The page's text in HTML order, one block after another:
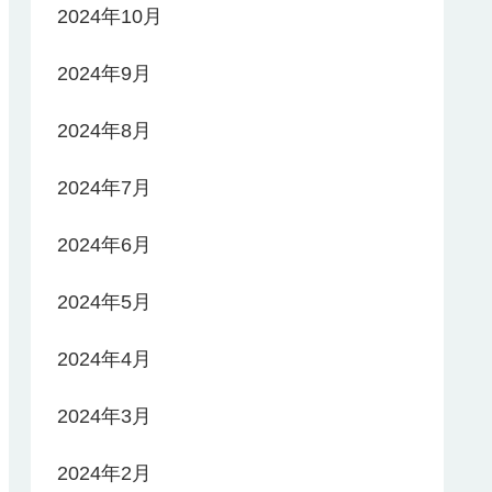
2024年10月
2024年9月
2024年8月
2024年7月
2024年6月
2024年5月
2024年4月
2024年3月
2024年2月